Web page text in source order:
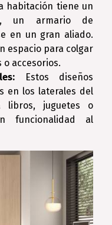
habitación tiene un
un armario de
en un gran aliado.
espacio para colgar
accesorios.
Estos diseños
en los laterales del
libros, juguetes o
funcionalidad al